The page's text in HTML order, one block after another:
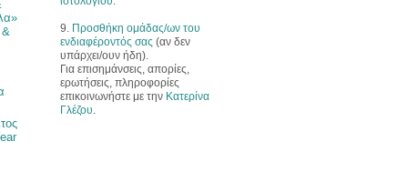
9. Προσθήκη ομάδας/ων του
ενδιαφέροντός σας (αν δεν
υπάρχει/ουν ήδη).
Για επισημάνσεις, απορίες,
ερωτήσεις, πληροφορίες
επικοινωνήστε με την Κατερίνα
Γλέζου.